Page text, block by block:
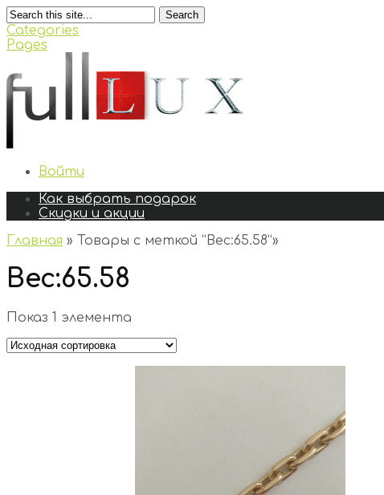
Search
Categories
Pages
Войти
Как выбрать подарок
Скидки и акции
Главная » Товары с меткой “Вес:65.58”»
Вес:65.58
Показ 1 элемента